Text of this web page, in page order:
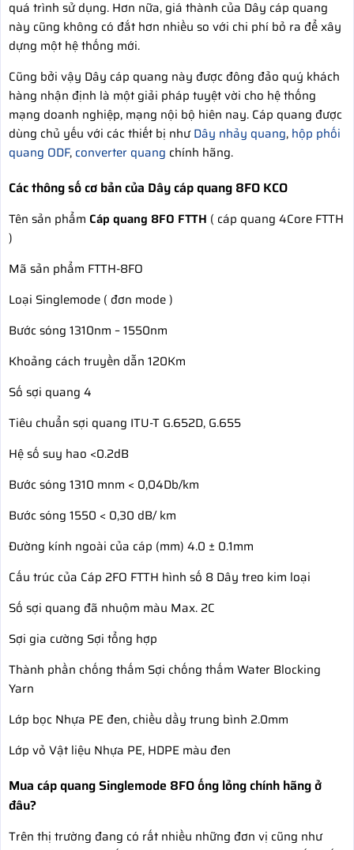
quá trình sử dụng. Hơn nữa, giá thành của Dây cáp quang
này cũng không có đắt hơn nhiều so với chi phí bỏ ra để xây
dựng một hệ thống mới.
Cũng bởi vậy Dây cáp quang này được đông đảo quý khách
hàng nhận định là một giải pháp tuyệt vời cho hệ thống
mạng doanh nghiệp, mạng nội bộ hiên nay. Cáp quang được
dùng chủ yếu với các thiết bị nhưDây nhảy quang, hộp phối
quang ODF, converter quang chính hãng.
Các thông số cơ bản của Dây cáp quang 8FO KCO
Tên sản phẩm Cáp quang 8FO FTTH ( cáp quang 4Core FTTH
)
Mã sản phẩm FTTH-8FO
Loại Singlemode ( đơn mode )
Bước sóng 1310nm – 1550nm
Khoảng cách truyền dẫn 120Km
Số sợi quang 4
Tiêu chuẩn sợi quang ITU-T G.652D, G.655
Hệ số suy hao <0.2dB
Bước sóng 1310 mnm < 0,04Db/km
Bước sóng 1550 < 0,30 dB/ km
Đường kính ngoài của cáp (mm) 4.0 ± 0.1mm
Cấu trúc của Cáp 2FO FTTH hình số 8 Dây treo kim loại
Số sợi quang đã nhuộm màu Max. 2C
Sợi gia cường Sợi tổng hợp
Thành phần chống thấm Sợi chống thấm Water Blocking
Yarn
Lớp bọc Nhựa PE đen, chiều dầy trung bình 2.0mm
Lớp vỏ Vật liệu Nhựa PE, HDPE màu đen
Mua cáp quang Singlemode 8FO ống lỏng chính hãng ở
đâu?
Trên thị trường đang có rất nhiều những đơn vị cũng như